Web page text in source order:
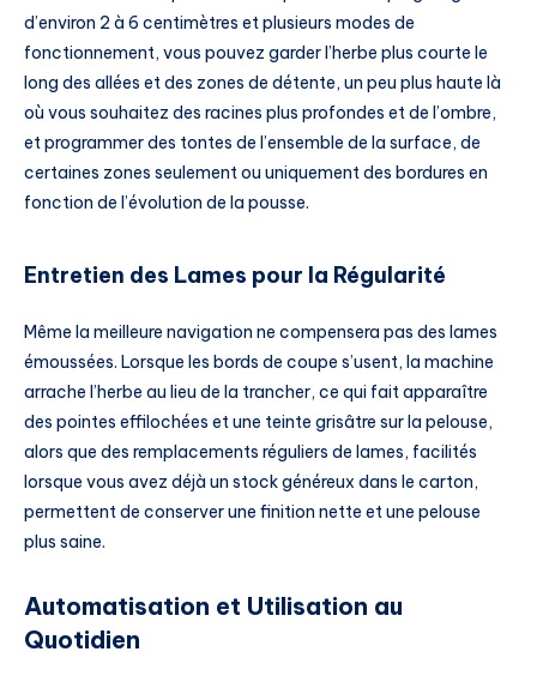
d’environ 2 à 6 centimètres et plusieurs modes de
fonctionnement, vous pouvez garder l’herbe plus courte le
long des allées et des zones de détente, un peu plus haute là
où vous souhaitez des racines plus profondes et de l’ombre,
et programmer des tontes de l’ensemble de la surface, de
certaines zones seulement ou uniquement des bordures en
fonction de l’évolution de la pousse.
Entretien des Lames pour la Régularité
Même la meilleure navigation ne compensera pas des lames
émoussées. Lorsque les bords de coupe s’usent, la machine
arrache l’herbe au lieu de la trancher, ce qui fait apparaître
des pointes effilochées et une teinte grisâtre sur la pelouse,
alors que des remplacements réguliers de lames, facilités
lorsque vous avez déjà un stock généreux dans le carton,
permettent de conserver une finition nette et une pelouse
plus saine.
Automatisation et Utilisation au
Quotidien